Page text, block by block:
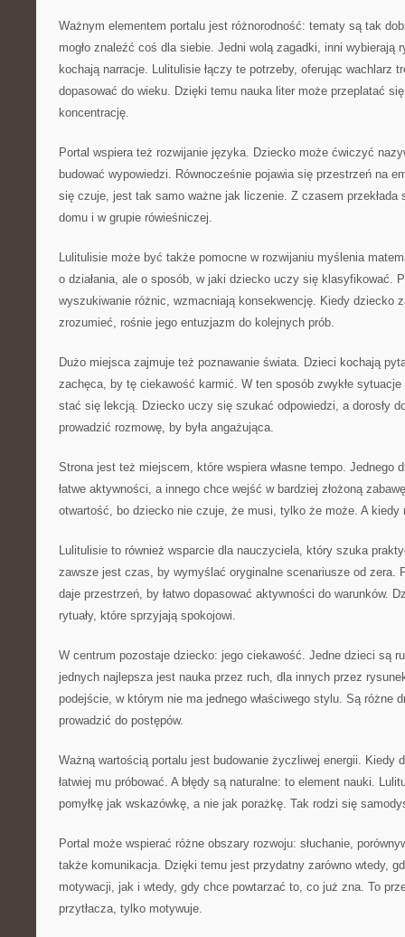
Ważnym elementem portalu jest różnorodność: tematy są tak
mogło znaleźć coś dla siebie. Jedni wolą zagadki, inni wybierają
kochają narracje. Lulitulisie łączy te potrzeby, oferując wachlarz
dopasować do wieku. Dzięki temu nauka liter może przeplatać
koncentrację.
Portal wspiera też rozwijanie języka. Dziecko może ćwiczyć
budować wypowiedzi. Równocześnie pojawia się przestrzeń na
się czuje, jest tak samo ważne jak liczenie. Z czasem przekłada
domu i w grupie rówieśniczej.
Lulitulisie może być także pomocne w rozwijaniu myślenia
o działania, ale o sposób, w jaki dziecko uczy się klasyfikować.
wyszukiwanie różnic, wzmacniają konsekwencję. Kiedy dziecko
zrozumieć, rośnie jego entuzjazm do kolejnych prób.
Dużo miejsca zajmuje też poznawanie świata. Dzieci kochają
zachęca, by tę ciekawość karmić. W ten sposób zwykłe
stać się lekcją. Dziecko uczy się szukać odpowiedzi, a dorosły
prowadzić rozmowę, by była angażująca.
Strona jest też miejscem, które wspiera własne tempo. Jednego
łatwe aktywności, a innego chce wejść w bardziej złożoną
otwartość, bo dziecko nie czuje, że musi, tylko że może. A kiedy
Lulitulisie to również wsparcie dla nauczyciela, który szuka
zawsze jest czas, by wymyślać oryginalne scenariusze od zera.
daje przestrzeń, by łatwo dopasować aktywności do warunków.
rytuały, które sprzyjają spokojowi.
W centrum pozostaje dziecko: jego ciekawość. Jedne dzieci są
jednych najlepsza jest nauka przez ruch, dla innych przez
podejście, w którym nie ma jednego właściwego stylu. Są różne
prowadzić do postępów.
Ważną wartością portalu jest budowanie życzliwej energii. Kiedy
łatwiej mu próbować. A błędy są naturalne: to element nauki.
pomyłkę jak wskazówkę, a nie jak porażkę. Tak rodzi się
Portal może wspierać różne obszary rozwoju: słuchanie,
także komunikacja. Dzięki temu jest przydatny zarówno wtedy,
motywacji, jak i wtedy, gdy chce powtarzać to, co już zna. To
przytłacza, tylko motywuje.